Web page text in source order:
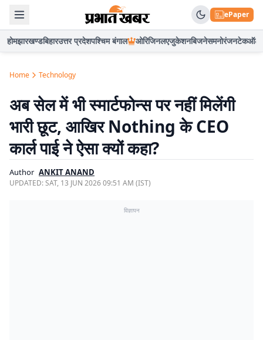
ePaper
होमझारखण्डबिहारउत्तर प्रदेशपश्चिम बंगाल ओरिजिनलएजुकेशनबिजनेसमनोरंजनटेकऑटो
Home Technology
अब सेल में भी स्मार्टफोन्स पर नहीं मिलेंगी
भारी छूट, आखिर Nothing के CEO
कार्ल पाई ने ऐसा क्यों कहा?
Author ANKIT ANAND
UPDATED:SAT, 13 JUN 2026 09:51 AM (IST)
विज्ञापन